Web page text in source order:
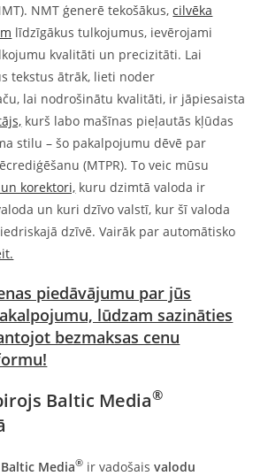
NMT ģenerē tekošākus,cilvēka
līdzīgākus tulkojumus, ievērojami
kvalitāti un precizitāti. Lai
tekstus ātrāk, lieti noder
lai nodrošinātu kvalitāti, ir jāpiesaista
kurš labo mašīnas pieļautās kļūdas
stilu – šo pakalpojumu dēvē par
(MTPR). To veic mūsu
korektori, kuru dzimtā valoda ir
un kuri dzīvo valstī, kur šī valoda
dzīvē. Vairāk par automātisko
piedāvājumu par jūs
lūdzam sazināties
bezmaksas cenu
Baltic Media®
Media® ir vadošaisvalodu